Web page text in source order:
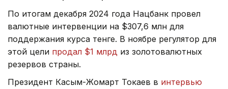
По итогам декабря 2024 года Нацбанк провел
валютные интервенции на $307,6 млн для
поддержания курса тенге. В ноябре регулятор для
этой цели продал $1 млрд из золотовалютных
резервов страны.
Президент Касым-Жомарт Токаев в интервью